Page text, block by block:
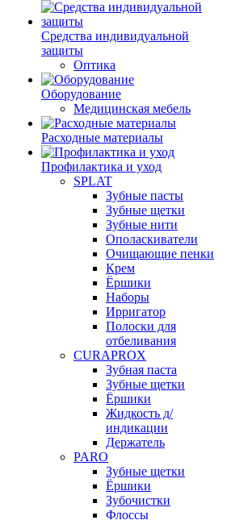
Средства индивидуальной
защиты
Оптика
Оборудование
Медицинская мебель
Расходные материалы
Профилактика и уход
SPLAT
Зубные пасты
Зубные щетки
Зубные нити
Ополаскиватели
Очищающие пенки
Крем
Ёршики
Наборы
Ирригатор
Полоски для
отбеливания
CURAPROX
Зубная паста
Зубные щетки
Ёршики
Жидкость д/
индикации
Держатель
PARO
Зубные щетки
Ёршики
Зубочистки
Флоссы